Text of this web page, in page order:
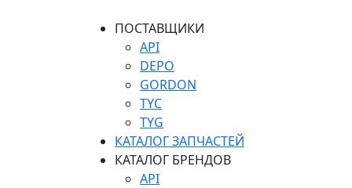
ПОСТАВЩИКИ
API
DEPO
GORDON
TYC
TYG
КАТАЛОГ ЗАПЧАСТЕЙ
КАТАЛОГ БРЕНДОВ
API